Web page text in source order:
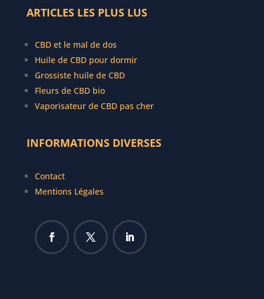
ARTICLES LES PLUS LUS
CBD et le mal de dos
Huile de CBD pour dormir
Grossiste huile de CBD
Fleurs de CBD bio
Vaporisateur de CBD pas cher
INFORMATIONS DIVERSES
Contact
Mentions Légales